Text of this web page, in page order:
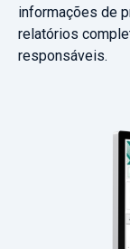
informações de
relatórios
responsáveis.